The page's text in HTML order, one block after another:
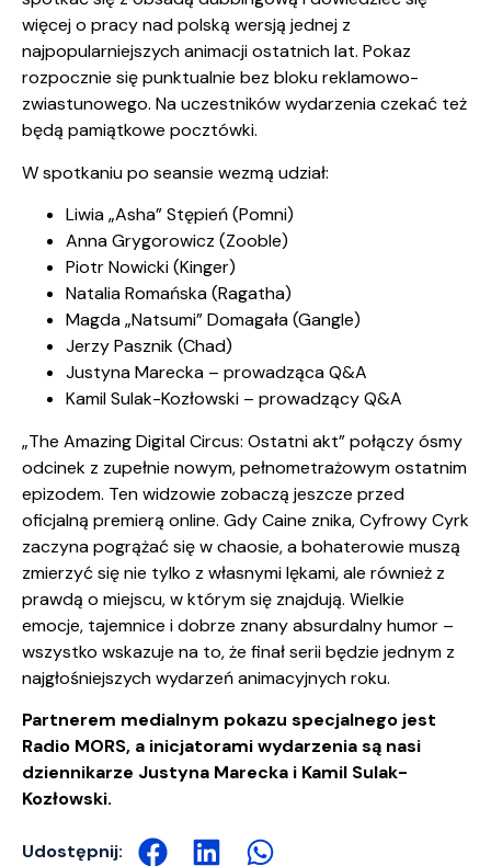
więcej o pracy nad polską wersją jednej z
najpopularniejszych animacji ostatnich lat. Pokaz
rozpocznie się punktualnie bez bloku reklamowo-
zwiastunowego. Na uczestników wydarzenia czekać też
będą pamiątkowe pocztówki.
W spotkaniu po seansie wezmą udział:
Liwia „Asha” Stępień (Pomni)
Anna Grygorowicz (Zooble)
Piotr Nowicki (Kinger)
Natalia Romańska (Ragatha)
Magda „Natsumi” Domagała (Gangle)
Jerzy Pasznik (Chad)
Justyna Marecka – prowadząca Q&A
Kamil Sulak-Kozłowski – prowadzący Q&A
„The Amazing Digital Circus: Ostatni akt” połączy ósmy
odcinek z zupełnie nowym, pełnometrażowym ostatnim
epizodem. Ten widzowie zobaczą jeszcze przed
oficjalną premierą online. Gdy Caine znika, Cyfrowy Cyrk
zaczyna pogrążać się w chaosie, a bohaterowie muszą
zmierzyć się nie tylko z własnymi lękami, ale również z
prawdą o miejscu, w którym się znajdują. Wielkie
emocje, tajemnice i dobrze znany absurdalny humor –
wszystko wskazuje na to, że finał serii będzie jednym z
najgłośniejszych wydarzeń animacyjnych roku.
Partnerem medialnym pokazu specjalnego jest
Radio MORS, a inicjatorami wydarzenia są nasi
dziennikarze Justyna Marecka i Kamil Sulak-
Kozłowski.
Udostępnij: